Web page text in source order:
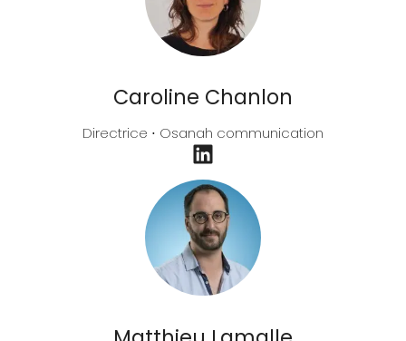
Caroline Chanlon
Directrice ⋅ Osanah communication